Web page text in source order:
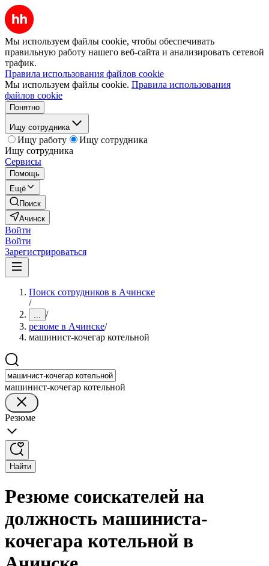
Мы используем файлы cookie, чтобы обеспечивать
правильную работу нашего веб-сайта и анализировать сетевой
трафик.
Правила использования файлов cookie
Мы используем файлы cookie. Правила использования
файлов cookie
Понятно
Ищу сотрудника
Ищу работу
Ищу сотрудника
Ищу сотрудника
Сервисы
Помощь
Ещё
Поиск
Ачинск
Войти
Войти
Зарегистрироваться
Поиск сотрудников в Ачинске
/
... /
резюме в Ачинске/
машинист-кочегар котельной
машинист-кочегар котельной
Резюме
Найти
Резюме соискателей на
должность машиниста-
кочегара котельной в